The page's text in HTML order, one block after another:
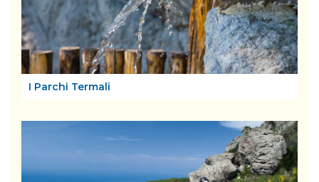
I Parchi Termali